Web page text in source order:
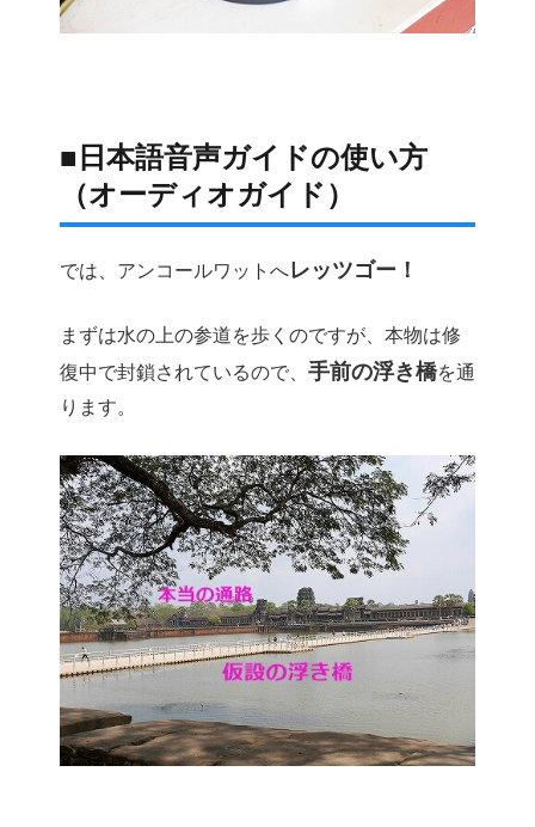
■日本語音声ガイドの使い方
（オーディオガイド）
では、アンコールワットへレッツゴー！
まずは水の上の参道を歩くのですが、本物は修
復中で封鎖されているので、 手前の浮き橋を通
ります。